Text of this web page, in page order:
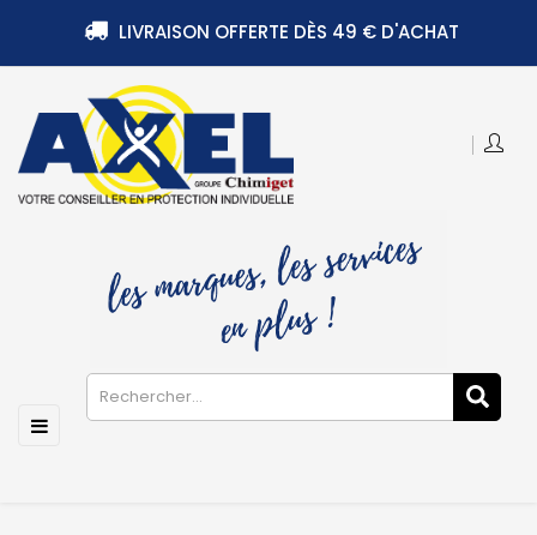
LIVRAISON OFFERTE DÈS 49 € D'ACHAT
Basculer
☰